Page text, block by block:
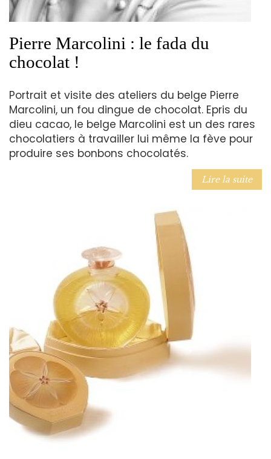
Pierre Marcolini : le fada du
chocolat !
Portrait et visite des ateliers du belge Pierre
Marcolini, un fou dingue de chocolat. Epris du
dieu cacao, le belge Marcolini est un des rares
chocolatiers à travailler lui même la fève pour
produire ses bonbons chocolatés.
Lire la suite